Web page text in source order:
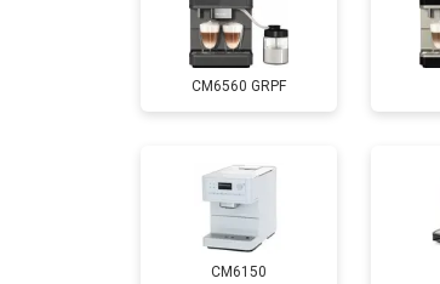
CM6560 GRPF
CM6150